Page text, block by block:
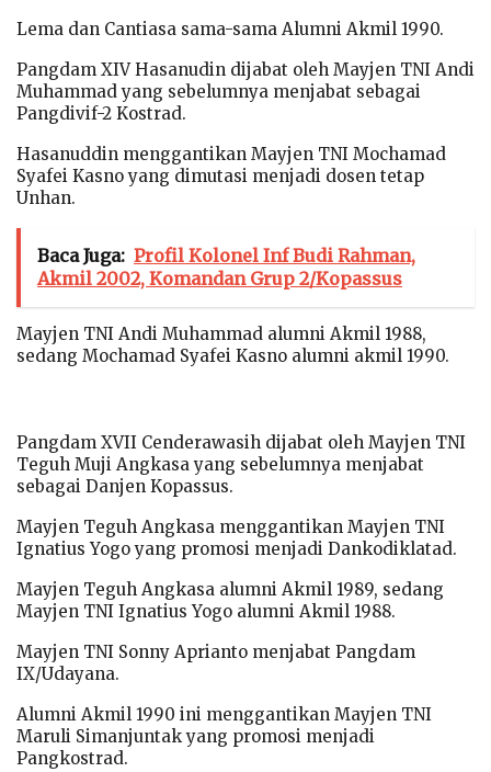
Lema dan Cantiasa sama-sama Alumni Akmil 1990.
Pangdam XIV Hasanudin dijabat oleh Mayjen TNI Andi
Muhammad yang sebelumnya menjabat sebagai
Pangdivif-2 Kostrad.
Hasanuddin menggantikan Mayjen TNI Mochamad
Syafei Kasno yang dimutasi menjadi dosen tetap
Unhan.
Baca Juga: Profil Kolonel Inf Budi Rahman,
Akmil 2002, Komandan Grup 2/Kopassus
Mayjen TNI Andi Muhammad alumni Akmil 1988,
sedang Mochamad Syafei Kasno alumni akmil 1990.
Pangdam XVII Cenderawasih dijabat oleh Mayjen TNI
Teguh Muji Angkasa yang sebelumnya menjabat
sebagai Danjen Kopassus.
Mayjen Teguh Angkasa menggantikan Mayjen TNI
Ignatius Yogo yang promosi menjadi Dankodiklatad.
Mayjen Teguh Angkasa alumni Akmil 1989, sedang
Mayjen TNI Ignatius Yogo alumni Akmil 1988.
Mayjen TNI Sonny Aprianto menjabat Pangdam
IX/Udayana.
Alumni Akmil 1990 ini menggantikan Mayjen TNI
Maruli Simanjuntak yang promosi menjadi
Pangkostrad.